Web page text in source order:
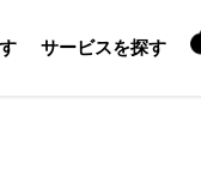
サービスを探す